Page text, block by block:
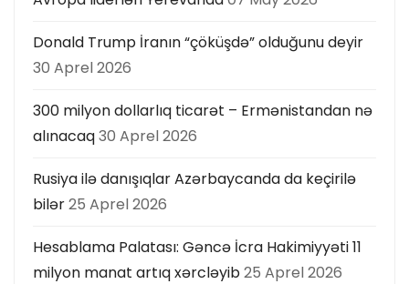
Donald Trump İranın “çöküşdə” olduğunu deyir
30 Aprel 2026
300 milyon dollarlıq ticarət – Ermənistandan nə
alınacaq30 Aprel 2026
Rusiya ilə danışıqlar Azərbaycanda da keçirilə
bilər25 Aprel 2026
Hesablama Palatası: Gəncə İcra Hakimiyyəti 11
milyon manat artıq xərcləyib25 Aprel 2026